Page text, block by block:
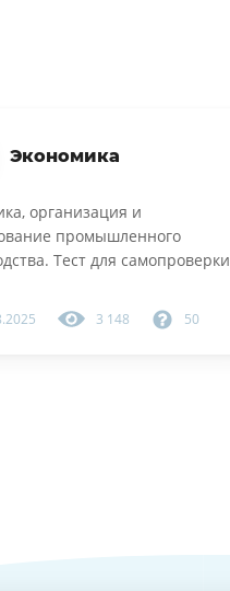
Экономика
организация и
промышленного
Тест для самопроверки
3 148 50